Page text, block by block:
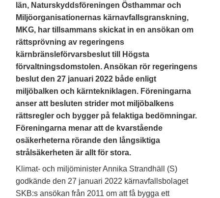
län, Naturskyddsföreningen Östhammar och
Miljöorganisationernas kärnavfallsgranskning,
MKG, har tillsammans skickat in en ansökan om
rättsprövning av regeringens
kärnbränsleförvarsbeslut till Högsta
förvaltningsdomstolen. Ansökan rör regeringens
beslut den 27 januari 2022 både enligt
miljöbalken och kärntekniklagen. Föreningarna
anser att besluten strider mot miljöbalkens
rättsregler och bygger på felaktiga bedömningar.
Föreningarna menar att de kvarstående
osäkerheterna rörande den långsiktiga
strålsäkerheten är allt för stora.
Klimat- och miljöminister Annika Strandhäll (S)
godkände den 27 januari 2022 kärnavfallsbolaget
SKB:s ansökan från 2011 om att få bygga ett